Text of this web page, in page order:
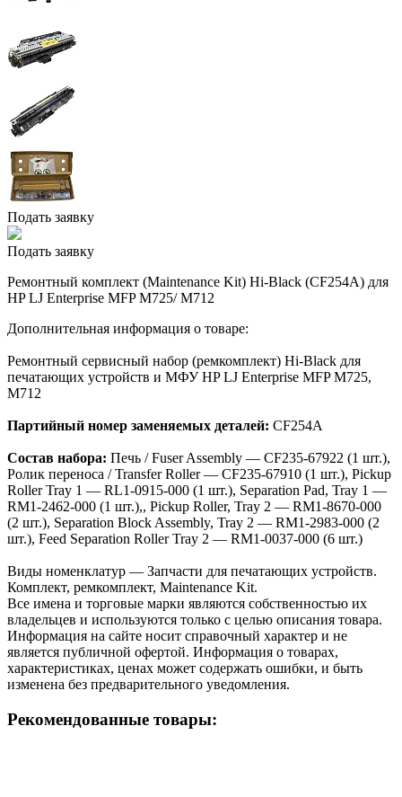
Подать заявку
Подать заявку
Ремонтный комплект (Maintenance Kit) Hi-Black (CF254A) для
HP LJ Enterprise MFP M725/ M712
Дополнительная информация о товаре:
Ремонтный сервисный набор (ремкомплект) Hi-Black для
печатающих устройств и МФУ HP LJ Enterprise MFP M725,
M712
Партийный номер заменяемых деталей: CF254A
Состав набора: Печь / Fuser Assembly — CF235-67922 (1 шт.),
Ролик переноса / Transfer Roller — CF235-67910 (1 шт.), Pickup
Roller Tray 1 — RL1-0915-000 (1 шт.), Separation Pad, Tray 1 —
RM1-2462-000 (1 шт.),, Pickup Roller, Tray 2 — RM1-8670-000
(2 шт.), Separation Block Assembly, Tray 2 — RM1-2983-000 (2
шт.), Feed Separation Roller Tray 2 — RM1-0037-000 (6 шт.)
Виды номенклатур — Запчасти для печатающих устройств.
Комплект, ремкомплект, Maintenance Kit.
Все имена и торговые марки являются собственностью их
владельцев и используются только с целью описания товара.
Информация на сайте носит справочный характер и не
является публичной офертой. Информация о товарах,
характеристиках, ценах может содержать ошибки, и быть
изменена без предварительного уведомления.
Рекомендованные товары: